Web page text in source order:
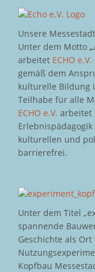
Unsere
Unter dem Motto
arbeitet ECHO e.V.
gemäß dem
kulturelle Bildung
Teilhabe für alle
ECHO e.V. arbeitet
kulturellen und
barrierefrei.
Unter dem Titel
spannende
Geschichte als
Kopfbau